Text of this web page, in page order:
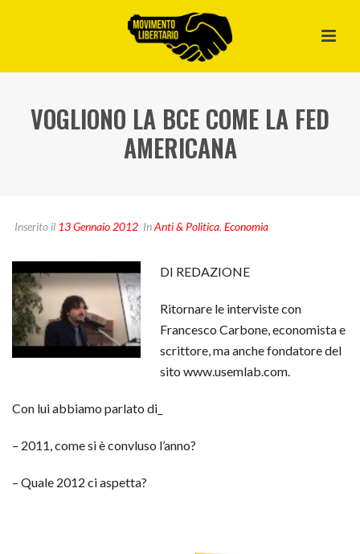
VOGLIONO LA BCE COME LA FED
AMERICANA
Inserito il 13 Gennaio 2012 InAnti & Politica, Economia
DI REDAZIONE
Ritornare le interviste con
Francesco Carbone, economista e
scrittore, ma anche fondatore del
sito www.usemlab.com.
Con lui abbiamo parlato di_
– 2011, come si è convluso l’anno?
– Quale 2012 ci aspetta?